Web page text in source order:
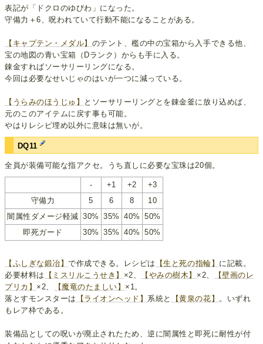
表記が「ドクロのゆびわ」になった。
守備力＋6、呪われていて行動不能になることがある。
【キャプテン・メダル】 のテント、檻の中の宝箱から入手できる他、
宝の地図の青い宝箱（Dランク）からも手に入る。
錬金すればソーサリーリングになる。
今回は必要なせいじゃのはいが一つに減っている。
【うらみのほうじゅ】
とソーサリーリングとを錬金釜に放り込めば、
元のこのアイテムに戻す事も可能。
やはりレシピ埋め以外に意味は無いが。
DQ11
全員が装備可能な指アクセ。うち直しに必要な宝珠は20個。
- +1 +2
+3
守備力
5 6 8
10
闇属性ダメージ軽減 30% 35% 40%
50%
即死ガード
30% 35% 40% 50%
【ふしぎな鍛冶】で作成できる。レシピは 【生と死の指輪】 に記載。
必要材料は
【ミスリルこうせき】 ×2、 【やみの樹木】 ×2、
【壁画のレ
プリカ】 ×2、 【魔竜のたましい】 ×1。
落とすモンスターは
【ライオンヘッド】 系統と 【黄泉の花】
。いずれ
もレア枠である。
装備品としての呪いが廃止されたため、逆に闇属性と即死に耐性が付